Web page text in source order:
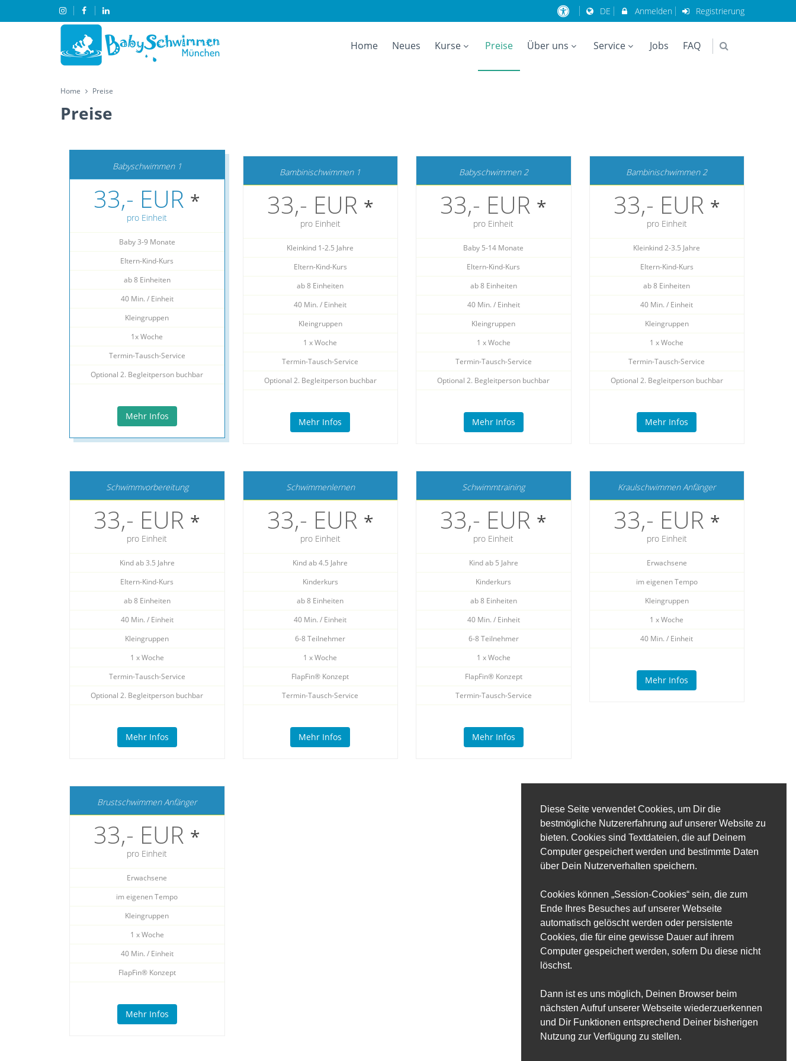
Diese Seite verwendet Cookies, um Dir die
bestmögliche Nutzererfahrung auf unserer Website zu
bieten. Cookies sind Textdateien, die auf Deinem
Computer gespeichert werden und bestimmte Daten
über Dein Nutzerverhalten speichern.
Cookies können „Session-Cookies“ sein, die zum
Ende Ihres Besuches auf unserer Webseite
automatisch gelöscht werden oder persistente
Cookies, die für eine gewisse Dauer auf ihrem
Computer gespeichert werden, sofern Du diese nicht
löschst.
Dann ist es uns möglich, Deinen Browser beim
nächsten Aufruf unserer Webseite wiederzuerkennen
und Dir Funktionen entsprechend Deiner bisherigen
Nutzung zur Verfügung zu stellen.
DE Anmelden Registrierung
Home Neues Kurse Preise Über uns Service Jobs FAQ
Home Preise
Preise
Babyschwimmen 1
33,- EUR *
pro Einheit
Baby 3-9 Monate
Eltern-Kind-Kurs
ab 8 Einheiten
40 Min. / Einheit
Kleingruppen
1x Woche
Termin-Tausch-Service
Optional 2. Begleitperson buchbar
Mehr Infos
Bambinischwimmen 1
33,- EUR *
pro Einheit
Kleinkind 1-2.5 Jahre
Eltern-Kind-Kurs
ab 8 Einheiten
40 Min. / Einheit
Kleingruppen
1 x Woche
Termin-Tausch-Service
Optional 2. Begleitperson buchbar
Mehr Infos
Babyschwimmen 2
33,- EUR *
pro Einheit
Baby 5-14 Monate
Eltern-Kind-Kurs
ab 8 Einheiten
40 Min. / Einheit
Kleingruppen
1 x Woche
Termin-Tausch-Service
Optional 2. Begleitperson buchbar
Mehr Infos
Bambinischwimmen 2
33,- EUR *
pro Einheit
Kleinkind 2-3.5 Jahre
Eltern-Kind-Kurs
ab 8 Einheiten
40 Min. / Einheit
Kleingruppen
1 x Woche
Termin-Tausch-Service
Optional 2. Begleitperson buchbar
Mehr Infos
Schwimmvorbereitung
33,- EUR *
pro Einheit
Kind ab 3.5 Jahre
Eltern-Kind-Kurs
ab 8 Einheiten
40 Min. / Einheit
Kleingruppen
1 x Woche
Termin-Tausch-Service
Optional 2. Begleitperson buchbar
Mehr Infos
Schwimmenlernen
33,- EUR *
pro Einheit
Kind ab 4.5 Jahre
Kinderkurs
ab 8 Einheiten
40 Min. / Einheit
6-8 Teilnehmer
1 x Woche
FlapFin® Konzept
Termin-Tausch-Service
Mehr Infos
Schwimmtraining
33,- EUR *
pro Einheit
Kind ab 5 Jahre
Kinderkurs
ab 8 Einheiten
40 Min. / Einheit
6-8 Teilnehmer
1 x Woche
FlapFin® Konzept
Termin-Tausch-Service
Mehr Infos
Kraulschwimmen Anfänger
33,- EUR *
pro Einheit
Erwachsene
im eigenen Tempo
Kleingruppen
1 x Woche
40 Min. / Einheit
Mehr Infos
Brustschwimmen Anfänger
33,- EUR *
pro Einheit
Erwachsene
im eigenen Tempo
Kleingruppen
1 x Woche
40 Min. / Einheit
FlapFin® Konzept
Mehr Infos